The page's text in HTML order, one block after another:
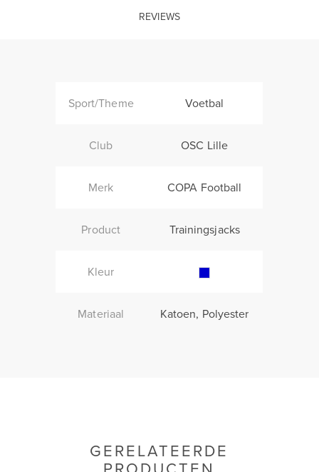
REVIEWS
Sport/Theme Voetbal
Club OSC Lille
Merk COPA Football
Product Trainingsjacks
Kleur
Materiaal Katoen, Polyester
GERELATEERDE